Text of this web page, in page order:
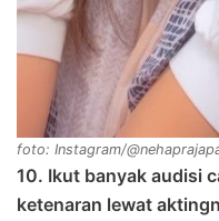
foto: Instagram/
10. Ikut banyak audisi
ketenaran lewat